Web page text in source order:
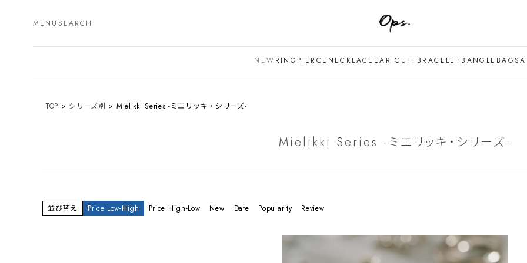
MENU SEARCH
NEW RING PIERCE NECKLACE EAR CUFFBRACELET BANGLE BAG
TOP シリーズ別 Mielikki Series -ミエリッキ・シリーズ-
Mielikki Series -ミエリッキ・シリーズ-
並び替え Price Low-High Price High-Low New Date Popularity Review